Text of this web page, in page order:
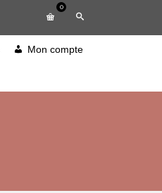
0
Mon compte